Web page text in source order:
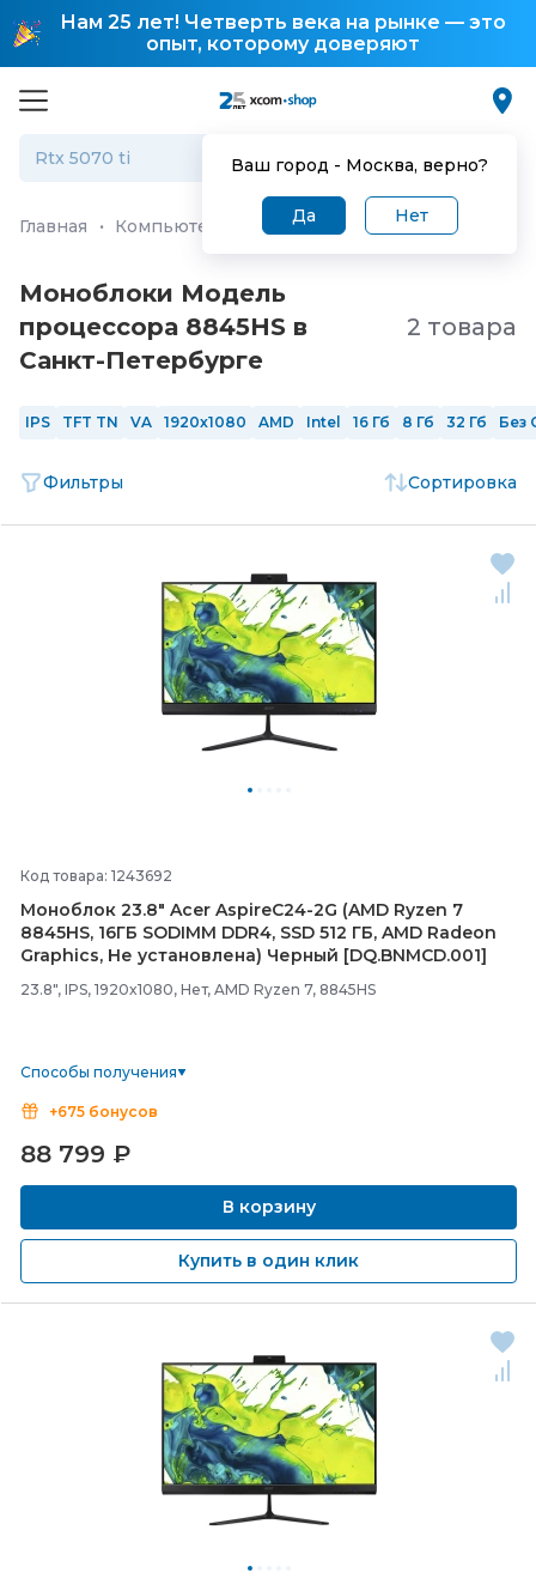
Нам 25 лет! Четверть века на рынке — это
опыт, которому доверяют
Ваш город - Москва, верно?
Да Нет
Главная · Компьютеры и ноутбуки Моноблоки
Моноблоки Модель
процессора 8845HS в
Санкт-Петербургe
2 товара
IPS TFT TN VA 1920x1080 AMD Intel 16 Гб 8 Гб 32 Гб Без
Фильтры Сортировка
Код товара: 1243692
Моноблок 23.8" Acer AspireC24-2G (AMD Ryzen 7
8845HS, 16ГБ SODIMM DDR4, SSD 512 ГБ, AMD Radeon
Graphics, Не установлена) Черный [DQ.BNMCD.001]
23.8", IPS, 1920x1080, Нет, AMD Ryzen 7, 8845HS
Способы получения
+675 бонусов
88 799 ₽
В корзину
Купить в один клик